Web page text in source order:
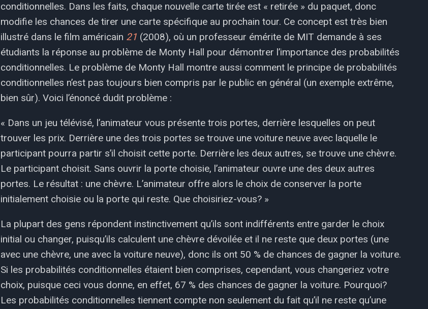
conditionnelles. Dans les faits, chaque nouvelle carte tirée est « retirée » du paquet, donc
modifie les chances de tirer une carte spécifique au prochain tour. Ce concept est très bien
illustré dans le film américain 21 (2008), où un professeur émérite de MIT demande à ses
étudiants la réponse au problème de Monty Hall pour démontrer l’importance des probabilités
conditionnelles. Le problème de Monty Hall montre aussi comment le principe de probabilités
conditionnelles n’est pas toujours bien compris par le public en général (un exemple extrême,
bien sûr). Voici l’énoncé dudit problème :
« Dans un jeu télévisé, l’animateur vous présente trois portes, derrière lesquelles on peut
trouver les prix. Derrière une des trois portes se trouve une voiture neuve avec laquelle le
participant pourra partir s’il choisit cette porte. Derrière les deux autres, se trouve une chèvre.
Le participant choisit. Sans ouvrir la porte choisie, l’animateur ouvre une des deux autres
portes. Le résultat : une chèvre. L’animateur offre alors le choix de conserver la porte
initialement choisie ou la porte qui reste. Que choisiriez-vous? »
La plupart des gens répondent instinctivement qu’ils sont indifférents entre garder le choix
initial ou changer, puisqu’ils calculent une chèvre dévoilée et il ne reste que deux portes (une
avec une chèvre, une avec la voiture neuve), donc ils ont 50 % de chances de gagner la voiture.
Si les probabilités conditionnelles étaient bien comprises, cependant, vous changeriez votre
choix, puisque ceci vous donne, en effet, 67 % des chances de gagner la voiture. Pourquoi?
Les probabilités conditionnelles tiennent compte non seulement du fait qu’il ne reste qu’une